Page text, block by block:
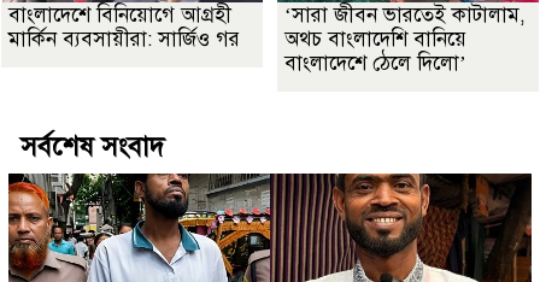
বাংলাদেশে বিনিয়োগে আগ্রহী
মার্কিন ব্যবসায়ীরা: সার্জিও গর
‘সারা জীবন ভারতেই কাটালাম,
অথচ বাংলাদেশি বানিয়ে
বাংলাদেশে ঠেলে দিলো’
সর্বশেষ সংবাদ